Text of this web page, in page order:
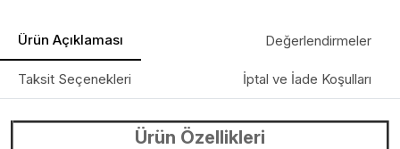
Ürün Açıklaması Değerlendirmeler
Taksit Seçenekleri İptal ve İade Koşulları
Ürün Özellikleri